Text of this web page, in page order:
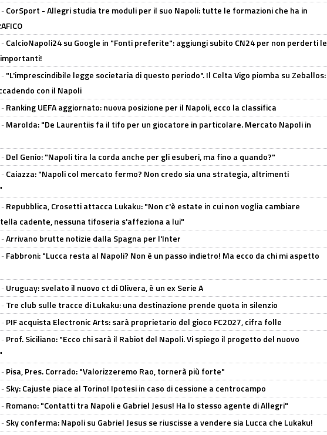
- CorSport - Allegri studia tre moduli per il suo Napoli: tutte le formazioni che ha in
- CalcioNapoli24 su Google in "Fonti preferite": aggiungi subito CN24 per non perderti le
- "L'imprescindibile legge societaria di questo periodo". Il Celta Vigo piomba su Zeballos:
con il Napoli
- Ranking UEFA aggiornato: nuova posizione per il Napoli, ecco la classifica
- Marolda: "De Laurentiis fa il tifo per un giocatore in particolare. Mercato Napoli in
- Del Genio: "Napoli tira la corda anche per gli esuberi, ma fino a quando?"
- Caiazza: "Napoli col mercato fermo? Non credo sia una strategia, altrimenti
- Repubblica, Crosetti attacca Lukaku: "Non c'è estate in cui non voglia cambiare
cadente, nessuna tifoseria s'affeziona a lui"
-Arrivano brutte notizie dalla Spagna per l'Inter
- Fabbroni: "Lucca resta al Napoli? Non è un passo indietro! Ma ecco da chi mi aspetto
- Uruguay: svelato il nuovo ct di Olivera, è un ex Serie A
- Tre club sulle tracce di Lukaku: una destinazione prende quota in silenzio
- PIF acquista Electronic Arts: sarà proprietario del gioco FC2027, cifra folle
- Prof. Siciliano: "Ecco chi sarà il Rabiot del Napoli. Vi spiego il progetto del nuovo
- Pisa, Pres. Corrado: "Valorizzeremo Rao, tornerà più forte"
- Sky: Cajuste piace al Torino! Ipotesi in caso di cessione a centrocampo
- Romano: "Contatti tra Napoli e Gabriel Jesus! Ha lo stesso agente di Allegri"
- Sky conferma: Napoli su Gabriel Jesus se riuscisse a vendere sia Lucca che Lukaku!